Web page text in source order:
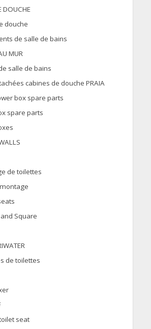
DOUCHE
douche
de salle de bains
MUR
salle de bains
cabines de douche PRAIA
box spare parts
spare parts
de toilettes
Square
de toilettes
seat